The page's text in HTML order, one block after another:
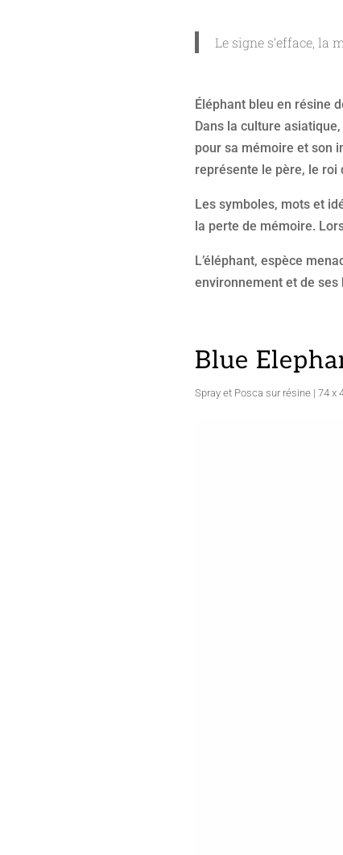
Le signe s’efface, la
Éléphant bleu en résine
Dans la culture
pour sa mémoire et son
représente le père, le roi
Les symboles, mots et
la perte de mémoire.
L’éléphant, espèce
environnement et de
Blue
Spray et Posca sur résine | 74 x